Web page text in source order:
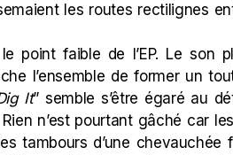
les routes rectilignes
point faible de l’EP. Le son
l’ensemble de former un
It” semble s’être égaré au
n’est pourtant gâché car
tambours d’une chevauchée